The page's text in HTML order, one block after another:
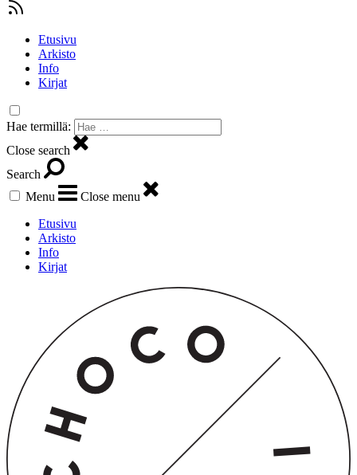
Etusivu
Arkisto
Info
Kirjat
Hae termillä:
Close search
Search
Menu
Close menu
Etusivu
Arkisto
Info
Kirjat